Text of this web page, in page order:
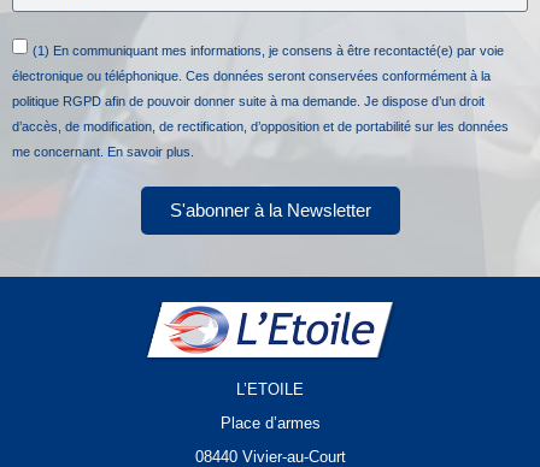
(1) En communiquant mes informations, je consens à être recontacté(e) par voie
électronique ou téléphonique. Ces données seront conservées conformément à la
politique RGPD afin de pouvoir donner suite à ma demande. Je dispose d’un droit
d’accès, de modification, de rectification, d’opposition et de portabilité sur les données
me concernant. En savoir plus.
S'abonner à la Newsletter
L’ETOILE
Place d’armes
08440 Vivier-au-Court